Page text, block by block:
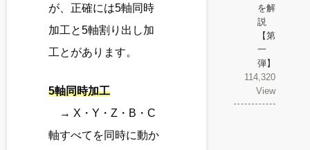
が、正確には5軸同時
加工と5軸割り出し加
工とがあります。
5軸同時加工
→ X・Y・Z・B・C
軸すべてを同時に動か
を解
説
【第
一
弾】
114,320
View